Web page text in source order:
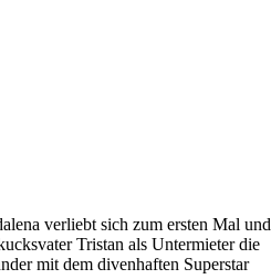
verliebt sich zum ersten Mal und
Tristan als Untermieter die
mit dem divenhaften Superstar